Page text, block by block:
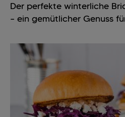
Der perfekte winterliche
– ein gemütlicher Genuss